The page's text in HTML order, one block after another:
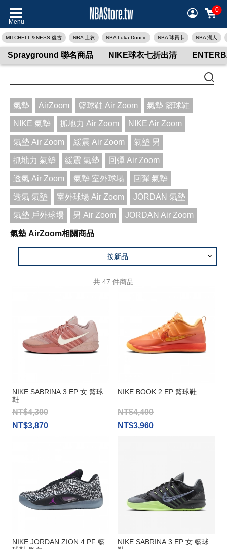
Menu
0
MITCHELL＆NESS 復古 NBA 上衣 NBA Luka Doncic NBA 球員卡 NBA 湖人
Sprayground 聯名商品 NIKE球衣七折出清
氣墊 AirZoom 籃球鞋 Air Zoom 氣墊 籃球鞋
NIKE 氣墊 抓地力 Air Zoom NIKE Air Zoom
氣墊 Air Zoom 緩震 Air Zoom 氣墊 男
抓地力 氣墊 緩震 氣墊 回彈 Air Zoom
透氣 Air Zoom 氣墊 室外球場 回彈 氣墊
透氣 氣墊 室外球場 Air Zoom JORDAN 氣墊
氣墊 戶外球場 男 Air Zoom JORDAN Air Zoom
氣墊 AirZoom相關商品
按新品
共 47 件商品
NIKE SABRINA 3 EP 女 籃球
鞋
NT$4,300
NT$3,870
NIKE BOOK 2 EP 籃球鞋
NT$4,400
NT$3,960
NIKE JORDAN ZION 4 PF 籃
NIKE SABRINA 3 EP 女 籃球